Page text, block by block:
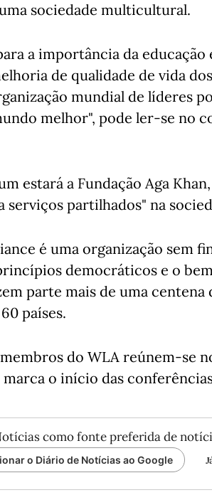
sociedade multicultural.
a importância da
de qualidade de vida
mundial de líderes
melhor", pode ler-se no
estará a Fundação Aga
serviços partilhados" na
é uma organização sem
democráticos e o
parte mais de uma centena
países.
do WLA reúnem-se
o início das
como fonte preferida de
o Diário de Notícias ao Google